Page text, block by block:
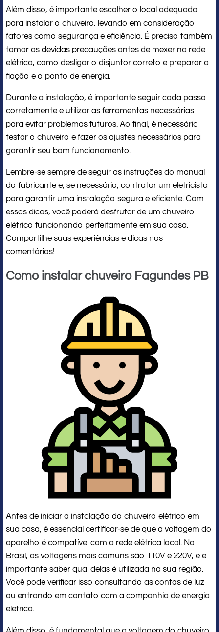
Além disso, é importante escolher o local adequado
para instalar o chuveiro, levando em consideração
fatores como segurança e eficiência. É preciso também
tomar as devidas precauções antes de mexer na rede
elétrica, como desligar o disjuntor correto e preparar a
fiação e o ponto de energia.
Durante a instalação, é importante seguir cada passo
corretamente e utilizar as ferramentas necessárias
para evitar problemas futuros. Ao final, é necessário
testar o chuveiro e fazer os ajustes necessários para
garantir seu bom funcionamento.
Lembre-se sempre de seguir as instruções do manual
do fabricante e, se necessário, contratar um eletricista
para garantir uma instalação segura e eficiente. Com
essas dicas, você poderá desfrutar de um chuveiro
elétrico funcionando perfeitamente em sua casa.
Compartilhe suas experiências e dicas nos
comentários!
Como instalar chuveiro Fagundes PB
Antes de iniciar a instalação do chuveiro elétrico em
sua casa, é essencial certificar-se de que a voltagem do
aparelho é compatível com a rede elétrica local. No
Brasil, as voltagens mais comuns são 110V e 220V, e é
importante saber qual delas é utilizada na sua região.
Você pode verificar isso consultando as contas de luz
ou entrando em contato com a companhia de energia
elétrica.